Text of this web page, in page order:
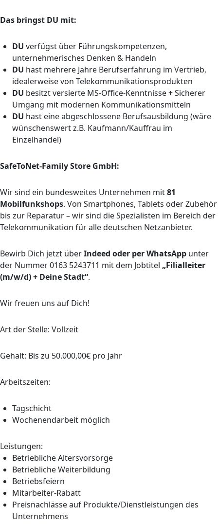
Das bringst DU mit:
DU verfügst über Führungskompetenzen,
unternehmerisches Denken & Handeln
DU hast mehrere Jahre Berufserfahrung im Vertrieb,
idealerweise von Telekommunikationsprodukten
DU besitzt versierte MS-Office-Kenntnisse + Sicherer
Umgang mit modernen Kommunikationsmitteln
DU hast eine abgeschlossene Berufsausbildung (wäre
wünschenswert z.B. Kaufmann/Kauffrau im
Einzelhandel)
SafeToNet-Family Store GmbH:
Wir sind ein bundesweites Unternehmen mit81
Mobilfunkshops. Von Smartphones, Tablets oder Zubehör
bis zur Reparatur – wir sind die Spezialisten im Bereich der
Telekommunikation für alle deutschen Netzanbieter.
Bewirb Dich jetzt überIndeed oder per WhatsApp unter
der Nummer 0163 5243711 mit dem Jobtitel „Filialleiter
(m/w/d) + Deine Stadt“.
Wir freuen uns auf Dich!
Art der Stelle: Vollzeit
Gehalt: Bis zu 50.000,00€ pro Jahr
Arbeitszeiten:
Tagschicht
Wochenendarbeit möglich
Leistungen:
Betriebliche Altersvorsorge
Betriebliche Weiterbildung
Betriebsfeiern
Mitarbeiter-Rabatt
Preisnachlässe auf Produkte/Dienstleistungen des
Unternehmens